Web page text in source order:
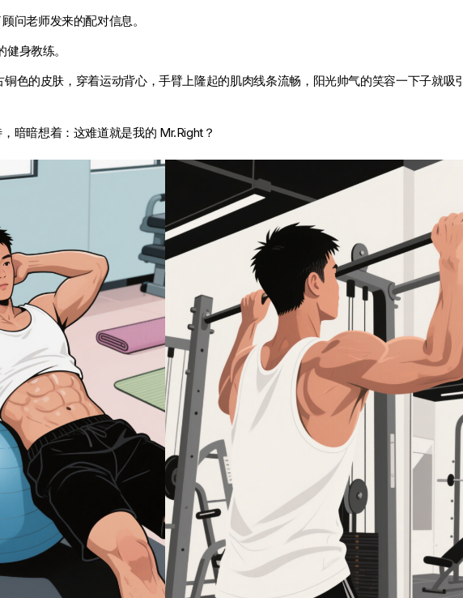
问老师发来的配对信息。
身教练。
色的皮肤，穿着运动背心，手臂上隆起的肌肉线条流畅，阳光帅气的笑容一下子就吸
暗暗想着：这难道就是我的 Mr.Right？